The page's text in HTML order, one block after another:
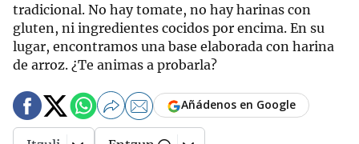
tradicional. No hay tomate, no hay harinas con
gluten, ni ingredientes cocidos por encima. En su
lugar, encontramos una base elaborada con harina
de arroz. ¿Te animas a probarla?
Añádenos en Google